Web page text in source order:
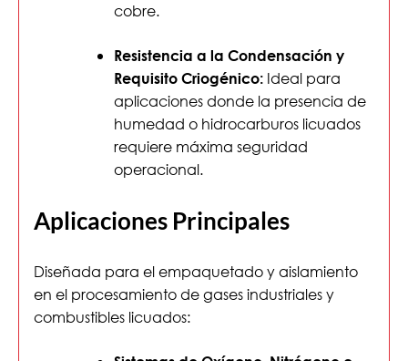
cobre.
Resistencia a la Condensación y
Requisito Criogénico: Ideal para
aplicaciones donde la presencia de
humedad o hidrocarburos licuados
requiere máxima seguridad
operacional.
Aplicaciones Principales
Diseñada para el empaquetado y aislamiento
en el procesamiento de gases industriales y
combustibles licuados: